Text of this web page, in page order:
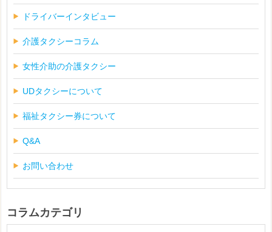
ドライバーインタビュー
介護タクシーコラム
女性介助の介護タクシー
UDタクシーについて
福祉タクシー券について
Q&A
お問い合わせ
コラムカテゴリ